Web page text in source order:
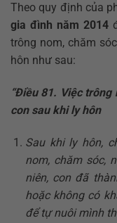
Theo quy định của
gia đình năm 2014
trông nom, chăm
hôn như sau:
“Điều 81. Việc
con sau khi ly hôn
Sau khi ly hôn,
nom, chăm sóc,
niên, con đã
hoặc không có
để tự nuôi mình